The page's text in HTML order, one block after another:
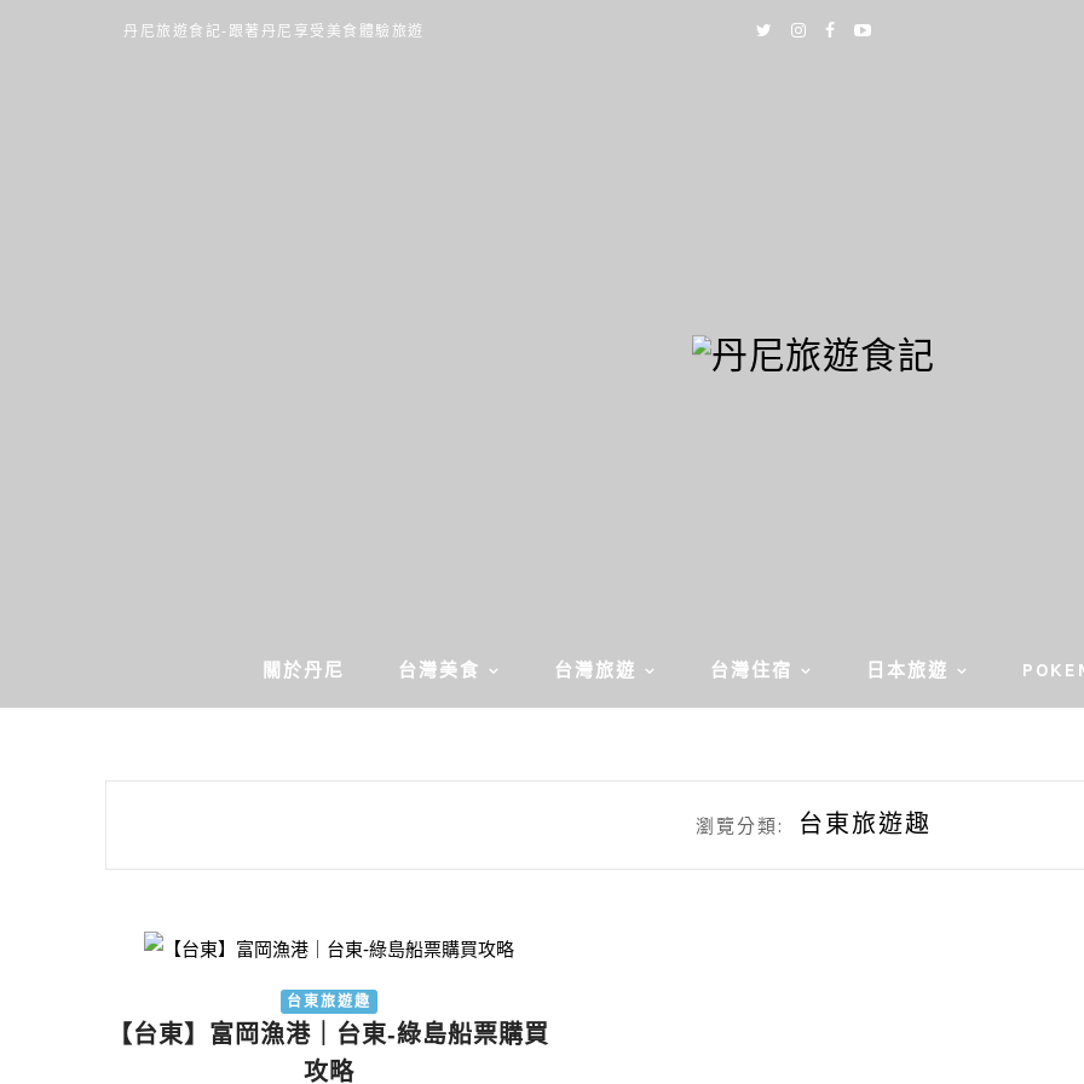
丹尼旅遊食記-跟著丹尼享受美食體驗旅遊
關於丹尼 台灣美食 台灣旅遊 台灣住宿 日本旅遊
瀏覽分類: 台東旅遊趣
台東旅遊趣
【台東】富岡漁港｜台東-綠島船票購買
攻略